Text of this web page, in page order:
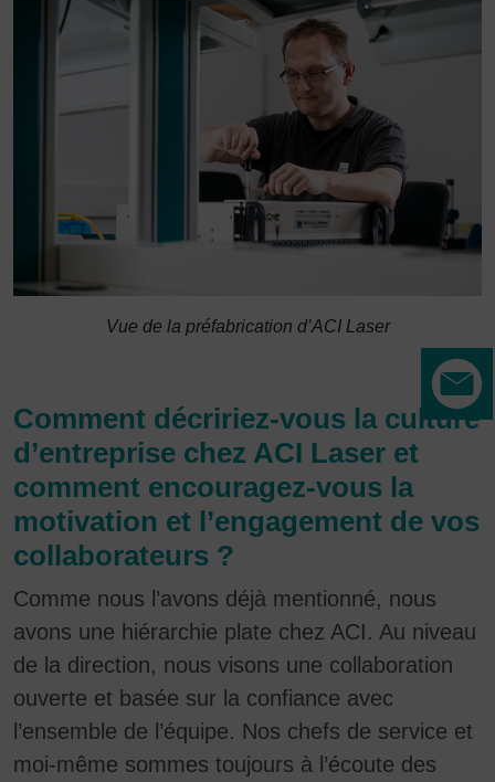
Vue de la préfabrication d’ACI Laser
Comment décririez-vous la culture
d’entreprise chez ACI Laser et
comment encouragez-vous la
motivation et l’engagement de vos
collaborateurs ?
Comme nous l’avons déjà mentionné, nous
avons une hiérarchie plate chez ACI. Au niveau
de la direction, nous visons une collaboration
ouverte et basée sur la confiance avec
l’ensemble de l’équipe. Nos chefs de service et
moi-même sommes toujours à l’écoute des